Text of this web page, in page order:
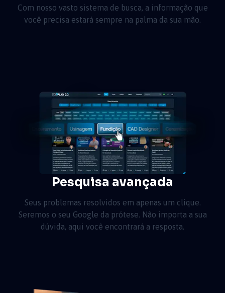
Com nosso vasto sistema de busca, a informação que
você precisa estará sempre na palma da sua mão.
Pesquisa avançada
Seus problemas resolvidos em apenas um clique.
Seremos o seu Google da prótese. Não importa a sua
dúvida, aqui você encontrará a resposta.